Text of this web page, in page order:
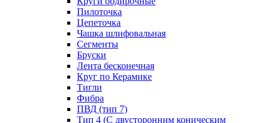
Пилоточка
Цепеточка
Чашка шлифовальная
Сегменты
Бруски
Лента бесконечная
Круг по Керамике
Тигли
Фибра
ПВД (тип 7)
Тип 4 (С двусторонним коническим